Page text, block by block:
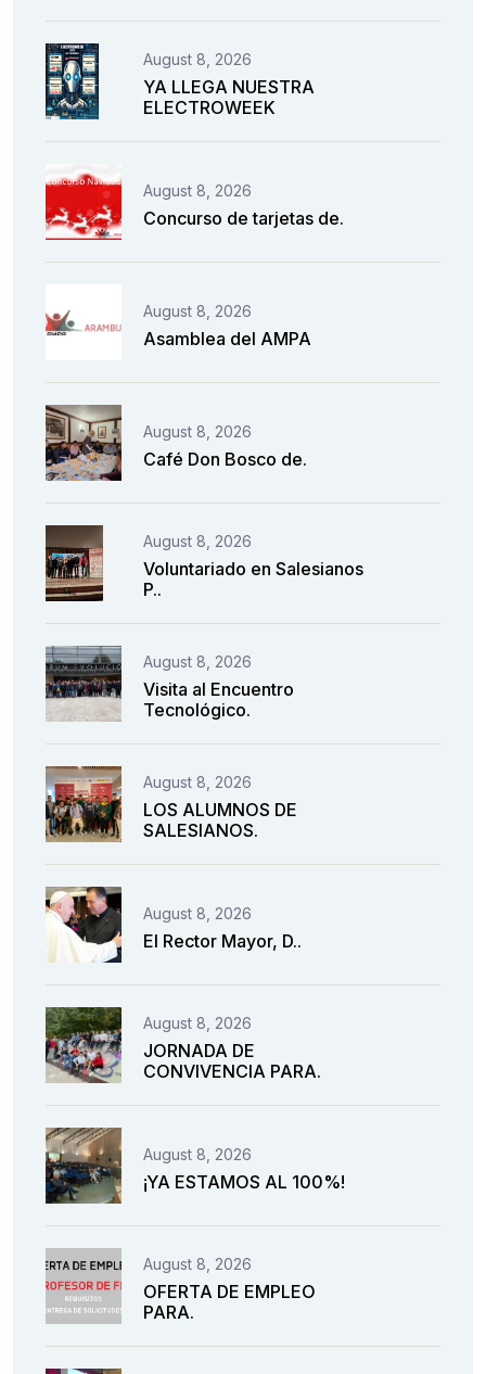
August 8, 2026
YA LLEGA NUESTRA
ELECTROWEEK
August 8, 2026
Concurso de tarjetas de.
August 8, 2026
Asamblea del AMPA
August 8, 2026
Café Don Bosco de.
August 8, 2026
Voluntariado en Salesianos
P..
August 8, 2026
Visita al Encuentro
Tecnológico.
August 8, 2026
LOS ALUMNOS DE
SALESIANOS.
August 8, 2026
El Rector Mayor, D..
August 8, 2026
JORNADA DE
CONVIVENCIA PARA.
August 8, 2026
¡YA ESTAMOS AL 100%!
August 8, 2026
OFERTA DE EMPLEO
PARA.